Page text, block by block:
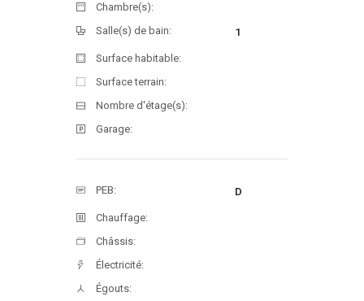
Chambre(s):
Salle(s) de bain:
1
Surface habitable:
Surface terrain:
Nombre d'étage(s):
Garage:
PEB: D
Chauffage:
Châssis:
Électricité:
Égouts: